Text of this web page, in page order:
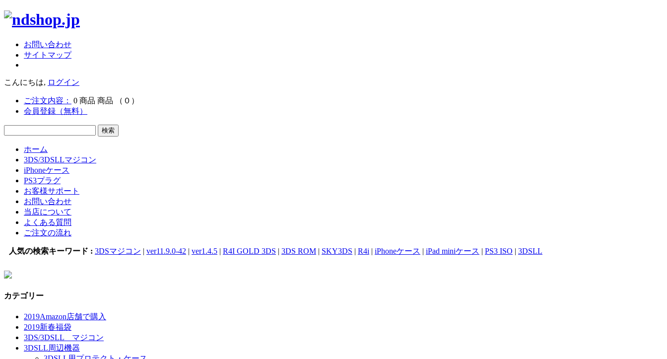
お問い合わせ
サイトマップ
こんにちは, ログイン
ご注文内容： 0 商品 商品
（０）
会員登録（無料）
ホーム
3DS/3DSLLマジコン
iPhoneケース
PS3プラグ
お客様サポート
お問い合わせ
当店について
よくある質問
ご注文の流れ
人気の検索キーワード : 3DSマジコン | ver11.9.0-42 | ver1.4.5 | R4I GOLD 3DS | 3DS ROM | SKY3DS | R4i | iPhoneケース | iPad miniケース | PS3 ISO | 3DSLL
カテゴリー
2019Amazon店舗で購入
2019新春福袋
3DS/3DSLL マジコン
3DSLL周辺機器